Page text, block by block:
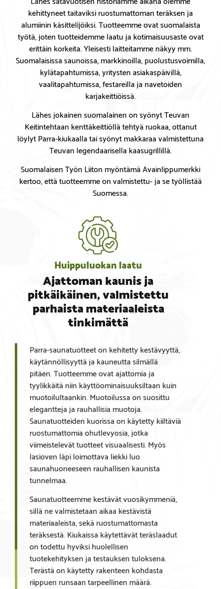
kehittyneet taitaviksi ruostumattoman teräksen ja
alumiinin käsittelĳöiksi. Tuotteemme ovat suomalaista
työtä, joten tuotteidemme laatu ja kotimaisuusaste ovat
erittäin korkeita. Yleisesti laitteitamme näkyy mm.
Suomalaisissa saunoissa, markkinoilla, puolustusvoimilla,
kylätapahtumissa, yritysten asiakaspäivillä,
vaalitapahtumissa, festareilla ja navetoiden
karjakeittiöissä.
Lähes jokainen suomalainen on syönyt Teuvan
Keitintehtaan kenttäkeittiöllä tehtyä ruokaa, ottanut
löylyt Parra-kiukaalla tai syönyt makkaraa valmistettuna
Teuvan legendaarisella kaasugrillillä.
Suomalaisen Työn Liiton myöntämä Avainlippumerkki
kertoo, että tuotteemme on valmistettu- ja se työllistää
Suomessa.
Huippuluokan laatu
Ajattoman kaunis ja
pitkäikäinen, valmistettu
parhaista materiaaleista
tinkimättä
Parra-saunatuotteet on kehitetty kestävyyttä,
käytännöllisyyttä ja kauneutta silmällä
pitäen. Tuotteemme ovat ajattomia ja
tyylikkäitä niin käyttöominaisuuksiltaan kuin
muotoilultaankin. Muotoilussa on suosittu
elegantteja ja rauhallisia muotoja.
Saunatuotteiden kuorissa on käytetty kiiltäviä
ruostumattomia ohutlevyosia, jotka
viimeistelevät tuotteet visuaalisesti. Myös
lasioven läpi loimottava liekki luo
saunahuoneeseen rauhallisen kaunista
tunnelmaa.
Saunatuotteemme kestävät vuosikymmeniä,
sillä ne valmistetaan aikaa kestävistä
materiaaleista, sekä ruostumattomasta
teräksestä. Kiukaissa käytettävät teräslaadut
on todettu hyviksi huolellisen
tuotekehityksen ja testauksen tuloksena.
Terästä on käytetty rakenteen kohdasta
riippuen runsaan tarpeellinen määrä.